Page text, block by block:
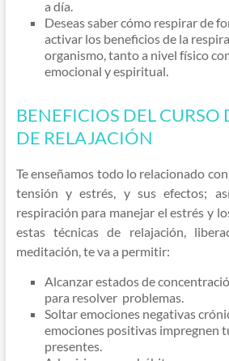
a día.
Deseas saber cómo respirar de
activar los beneficios de la
organismo, tanto a nivel físico
emocional y espiritual.
BENEFICIOS DEL CURSO
DE RELAJACIÓN
Te enseñamos todo lo relacionado
tensión y estrés, y sus efectos;
respiración para manejar el estrés y
estas técnicas de relajación,
meditación, te va a permitir:
Alcanzar estados de
para resolver problemas.
Soltar emociones negativas
emociones positivas impregnen
presentes.